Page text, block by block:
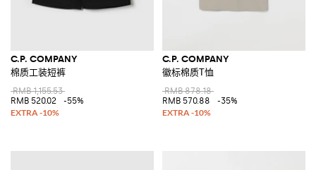
C.P. COMPANY
棉质工装短裤
RMB 1,155.53
RMB 520.02
-55%
C.P. COMPANY
徽标棉质T恤
RMB 878.18
RMB 570.88
-35%